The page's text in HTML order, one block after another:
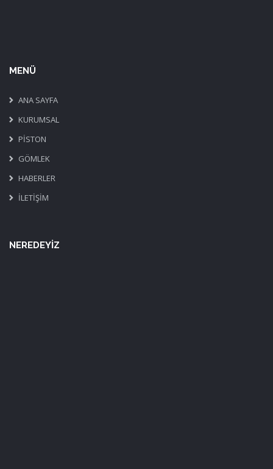
MENÜ
ANA SAYFA
KURUMSAL
PİSTON
GÖMLEK
HABERLER
İLETİŞİM
NEREDEYİZ